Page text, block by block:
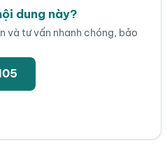
dung này?
và tư vấn nhanh chóng, bảo